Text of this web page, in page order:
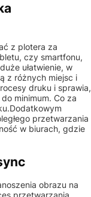
z plotera za
czy smartfonu,
ułatwienie, w
z różnych miejsc i
druku i sprawia,
minimum. Co za
przetwarzania
w biurach, gdzie
obrazu na